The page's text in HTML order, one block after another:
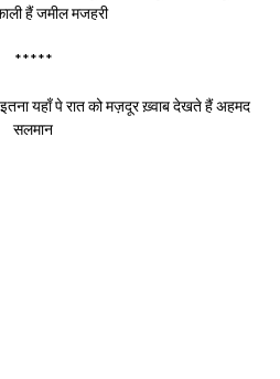
हैं जमील मजहरी
*****
यहाँ पे रात को मज़दूर ख़्वाब देखते हैं अहमद
सलमान